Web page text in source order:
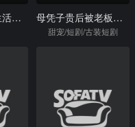
收走祖产海岛生活美滋滋 母凭子贵后被老板全家宠上天
甜宠/短剧/古装短剧